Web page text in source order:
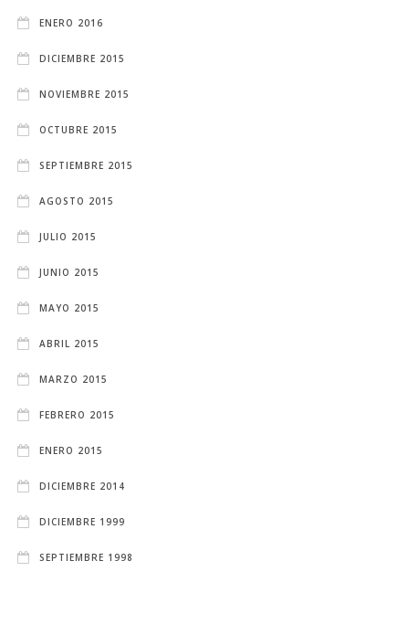
ENERO 2016
DICIEMBRE 2015
NOVIEMBRE 2015
OCTUBRE 2015
SEPTIEMBRE 2015
AGOSTO 2015
JULIO 2015
JUNIO 2015
MAYO 2015
ABRIL 2015
MARZO 2015
FEBRERO 2015
ENERO 2015
DICIEMBRE 2014
DICIEMBRE 1999
SEPTIEMBRE 1998